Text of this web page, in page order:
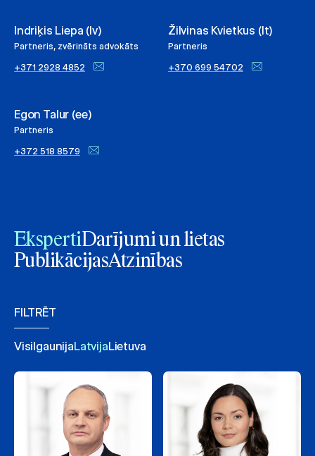
Indriķis Liepa (lv)
Partneris, zvērināts advokāts
+371 2928 4852
Egon Talur (ee)
Partneris
+372 518 8579
Žilvinas Kvietkus (lt)
Partneris
+370 699 54702
EkspertiDarījumi un lietas
PublikācijasAtzinības
FILTRĒT
VisiIgaunijaLatvijaLietuva